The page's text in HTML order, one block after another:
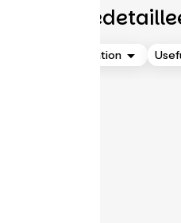
Accommodation